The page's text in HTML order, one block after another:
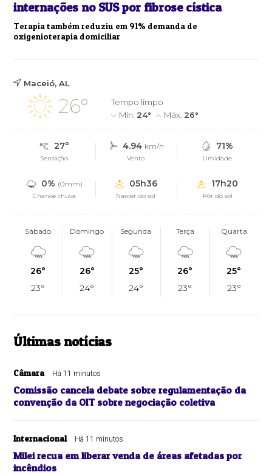
internações no SUS por fibrose cística
Terapia também reduziu em 91% demanda de
oxigenioterapia domiciliar
Maceió, AL
26°
Tempo limpo
Mín. 24° Máx. 26°
27°
Sensação
4.94 km/h
Vento
71%
Umidade
0% (0mm)
Chance chuva
05h36
Nascer do sol
17h20
Pôr do sol
Sábado
26°
23°
Domingo
26°
24°
Segunda
25°
24°
Terça
26°
23°
Quarta
25°
23°
Últimas notícias
Câmara Há 11 minutos
Comissão cancela debate sobre regulamentação da
convenção da OIT sobre negociação coletiva
Internacional Há 11 minutos
Milei recua em liberar venda de áreas afetadas por
incêndios